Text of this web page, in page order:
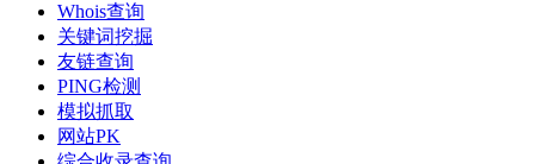
Whois查询
关键词挖掘
友链查询
PING检测
模拟抓取
网站PK